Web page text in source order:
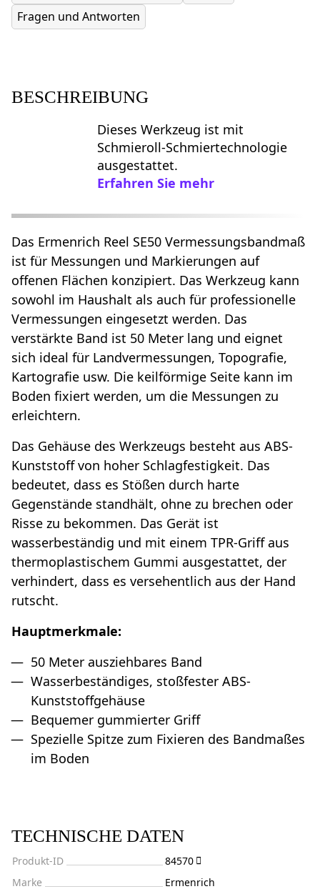
Fragen und Antworten
BESCHREIBUNG
Dieses Werkzeug ist mit
Schmieroll-Schmiertechnologie
ausgestattet.
Erfahren Sie mehr
Das Ermenrich Reel SE50 Vermessungsbandmaß
ist für Messungen und Markierungen auf
offenen Flächen konzipiert. Das Werkzeug kann
sowohl im Haushalt als auch für professionelle
Vermessungen eingesetzt werden. Das
verstärkte Band ist 50 Meter lang und eignet
sich ideal für Landvermessungen, Topografie,
Kartografie usw. Die keilförmige Seite kann im
Boden fixiert werden, um die Messungen zu
erleichtern.
Das Gehäuse des Werkzeugs besteht aus ABS-
Kunststoff von hoher Schlagfestigkeit. Das
bedeutet, dass es Stößen durch harte
Gegenstände standhält, ohne zu brechen oder
Risse zu bekommen. Das Gerät ist
wasserbeständig und mit einem TPR-Griff aus
thermoplastischem Gummi ausgestattet, der
verhindert, dass es versehentlich aus der Hand
rutscht.
Hauptmerkmale:
50 Meter ausziehbares Band
Wasserbeständiges, stoßfester ABS-
Kunststoffgehäuse
Bequemer gummierter Griff
Spezielle Spitze zum Fixieren des Bandmaßes
im Boden
TECHNISCHE DATEN
Produkt-ID
84570
Marke
Ermenrich